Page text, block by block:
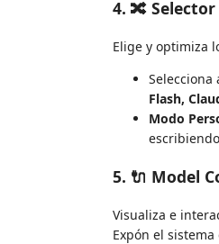
4. 🔀
Elige y optimiza
Flash,
Modo
5. 🔌 Model
Visualiza e
Expón el